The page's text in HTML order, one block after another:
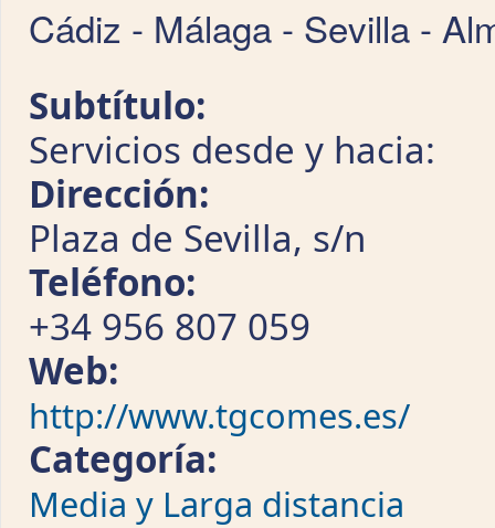
Cádiz - Málaga - Sevilla -
Subtítulo:
Servicios desde y hacia:
Dirección:
Plaza de Sevilla, s/n
Teléfono:
+34 956 807 059
Web:
http://www.tgcomes.es/
Categoría:
Media y Larga distancia